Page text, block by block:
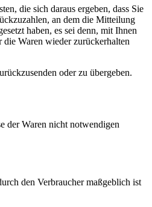
die sich daraus ergeben, dass Sie
an dem die Mitteilung
haben, es sei denn, mit Ihnen
Waren wieder zurückerhalten
oder zu übergeben.
der Waren nicht notwendigen
den Verbraucher maßgeblich ist